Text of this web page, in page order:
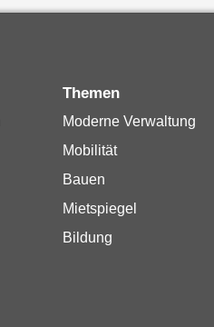
Themen
Moderne Verwaltung
Mobilität
Bauen
Mietspiegel
Bildung